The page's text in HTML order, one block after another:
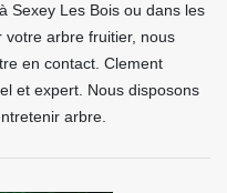
Sexey Les Bois ou dans les
arbre fruitier, nous
en contact. Clement
et expert. Nous disposons
arbre.